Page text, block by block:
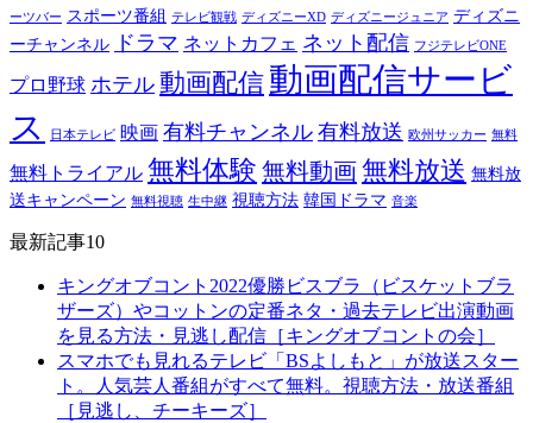
ーツバー スポーツ番組 テレビ観戦 ディズニーXD ディズニージュニア ディズニ
ーチャンネル
ドラマ ネットカフェ ネット配信 フジテレビONE
プロ野球 ホテル 動画配信 動画配信サービ
ス
日本テレビ 映画 有料チャンネル 有料放送 欧州サッカー 無料
無料トライアル 無料体験 無料動画無料放送 無料放
送キャンペーン 無料視聴 生中継 視聴方法 韓国ドラマ 音楽
最新記事10
キングオブコント2022優勝ビスブラ（ビスケットブラ
ザーズ）やコットンの定番ネタ・過去テレビ出演動画
を見る方法・見逃し配信［キングオブコントの会］
スマホでも見れるテレビ「BSよしもと」が放送スター
ト。人気芸人番組がすべて無料。視聴方法・放送番組
［見逃し、チーキーズ］